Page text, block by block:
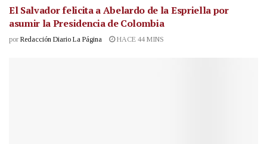
El Salvador felicita a Abelardo de la Espriella por
asumir la Presidencia de Colombia
por Redacción Diario La Página HACE 44 MINS